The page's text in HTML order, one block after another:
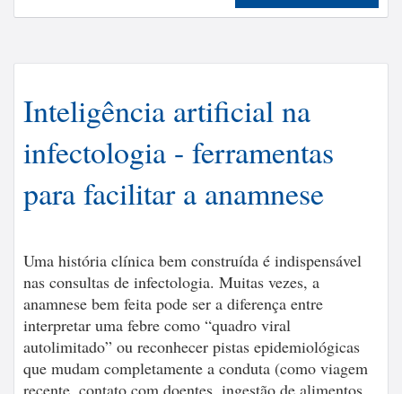
Inteligência artificial na
infectologia - ferramentas
para facilitar a anamnese
Uma história clínica bem construída é indispensável
nas consultas de infectologia. Muitas vezes, a
anamnese bem feita pode ser a diferença entre
interpretar uma febre como “quadro viral
autolimitado” ou reconhecer pistas epidemiológicas
que mudam completamente a conduta (como viagem
recente, contato com doentes, ingestão de alimentos